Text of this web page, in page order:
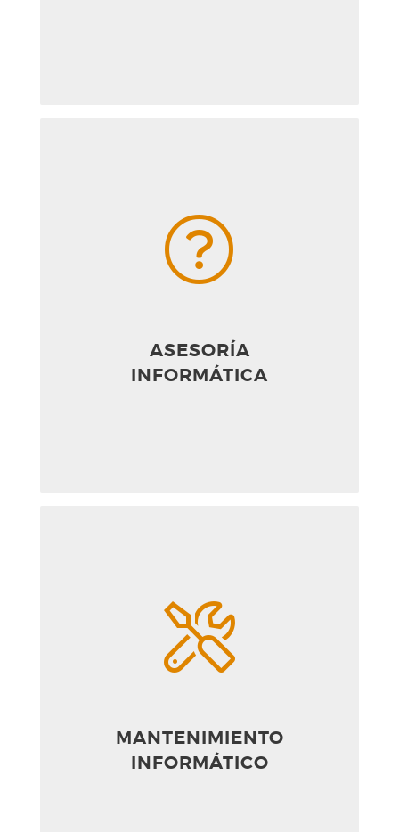
ASESORÍA
INFORMÁTICA
MANTENIMIENTO
INFORMÁTICO